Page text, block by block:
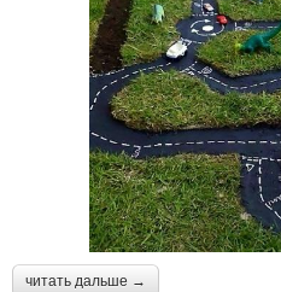
читать дальше →